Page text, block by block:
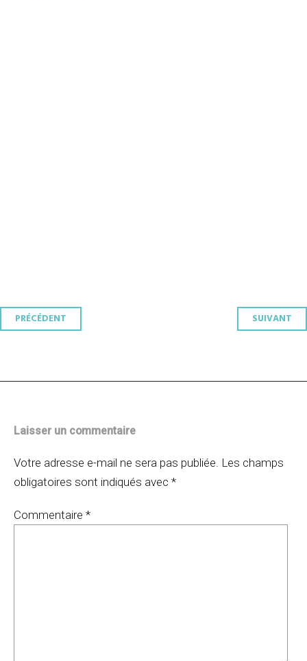
Navigation
PRÉCÉDENT SUIVANT
Laisser un commentaire
Votre adresse e-mail ne sera pas publiée. Les champs
obligatoires sont indiqués avec *
Commentaire *